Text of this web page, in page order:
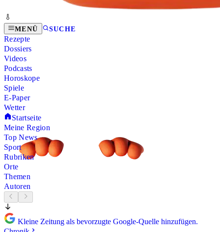
MENÜ SUCHE
Rezepte
Dossiers
Videos
Podcasts
Horoskope
Spiele
E-Paper
Wetter
Startseite
Meine Region
Top News
Sport
Rubriken
Orte
Themen
Autoren
Kleine Zeitung als bevorzugte Google-Quelle hinzufügen.